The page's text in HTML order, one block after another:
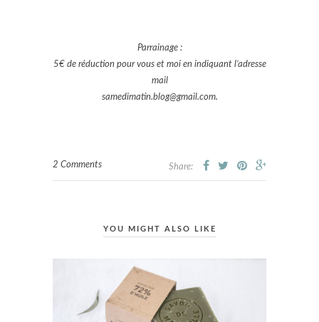
Parrainage :
5€ de réduction pour vous et moi en indiquant l’adresse
mail
samedimatin.blog@gmail.com.
2 Comments Share:
YOU MIGHT ALSO LIKE